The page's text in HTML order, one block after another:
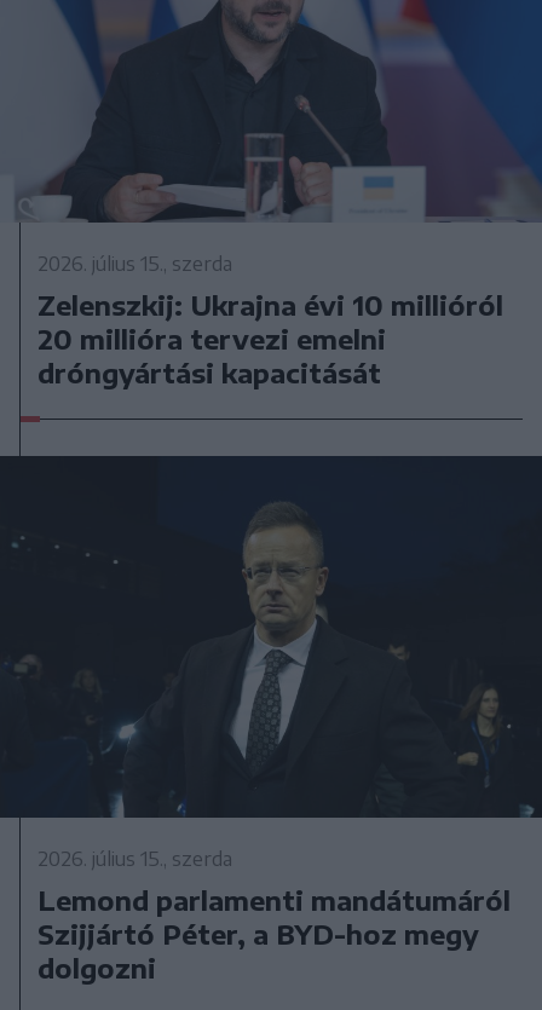
2026. július 15., szerda
Zelenszkij: Ukrajna évi 10 millióról
20 millióra tervezi emelni
dróngyártási kapacitását
2026. július 15., szerda
Lemond parlamenti mandátumáról
Szijjártó Péter, a BYD-hoz megy
dolgozni